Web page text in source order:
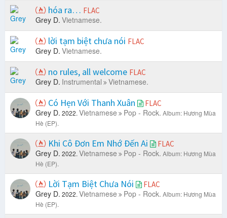
hóa ra… FLAC
Grey D. Vietnamese.
lời tạm biệt chưa nói FLAC
Grey D. Vietnamese.
no rules, all welcome FLAC
Grey D. Instrumental Vietnamese.
Có Hẹn Với Thanh Xuân FLAC
Grey D. 2022. Vietnamese Pop - Rock. Album: Hương Mùa
Hè (EP).
Khi Cô Đơn Em Nhớ Đến Ai FLAC
Grey D. 2022. Vietnamese Pop - Rock. Album: Hương Mùa
Hè (EP).
Lời Tạm Biệt Chưa Nói FLAC
Grey D. 2022. Vietnamese Pop - Rock. Album: Hương Mùa
Hè (EP).